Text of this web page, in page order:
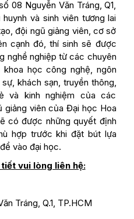
08 Nguyễn Văn Tráng, Q1,
và sinh viên tương lai
đội ngũ giảng viên, cơ sở
cạnh đó, thí sinh sẽ được
nghề nghiệp từ các chuyên
học công nghệ, ngôn
khách sạn, truyền thông,
và kinh nghiệm của các
giảng viên của Đại học Hoa
có được những quyết định
hợp trước khi đặt bút lựa
vào đại học.
vui lòng liên hệ:
Tráng, Q.1, TP.HCM